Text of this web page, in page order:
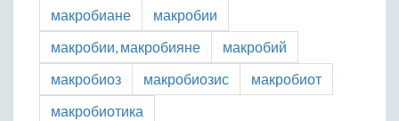
макробиане
макробии
макробии, макробияне
макробий
макробиоз
макробиозис
макробиот
макробиотика